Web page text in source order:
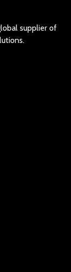
supplier of